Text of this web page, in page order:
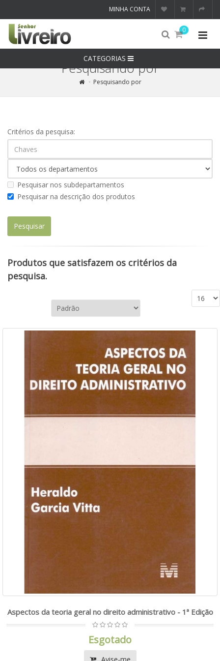
MINHA CONTA
0
CATEGORIAS
Pesquisando por
Pesquisando por
Critérios da pesquisa:
Pesquisar nos subdepartamentos
Pesquisar na descrição dos produtos
Produtos que satisfazem os critérios da
pesquisa.
Aspectos da teoria geral no direito administrativo - 1ª Edição
Esgotado